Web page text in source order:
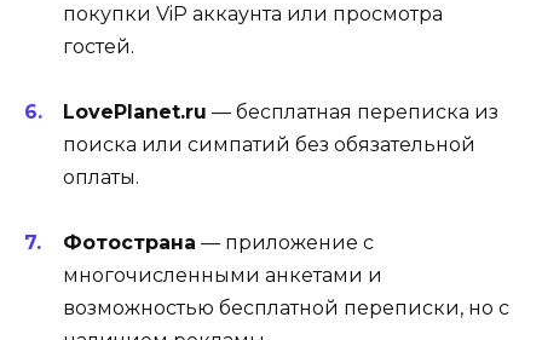
покупки ViP аккаунта или просмотра
гостей.
LovePlanet.ru — бесплатная переписка из
поиска или симпатий без обязательной
оплаты.
Фотострана — приложение с
многочисленными анкетами и
возможностью бесплатной переписки, но с